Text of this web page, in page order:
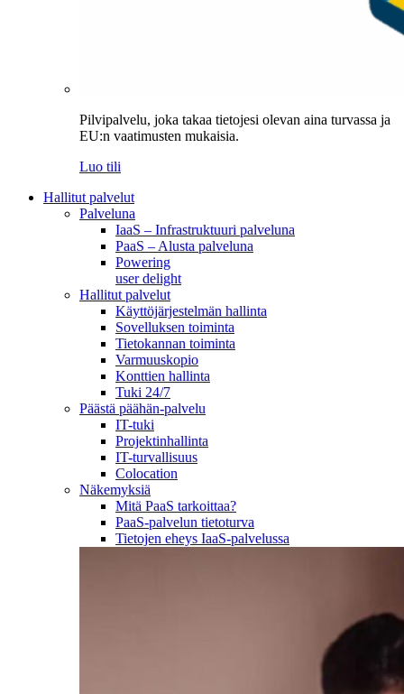
Pilvipalvelu, joka takaa tietojesi olevan aina turvassa ja
EU:n vaatimusten mukaisia.
Luo tili
Hallitut palvelut
Palveluna
IaaS – Infrastruktuuri palveluna
PaaS – Alusta palveluna
Powering
user delight
Hallitut palvelut
Käyttöjärjestelmän hallinta
Sovelluksen toiminta
Tietokannan toiminta
Varmuuskopio
Konttien hallinta
Tuki 24/7
Päästä päähän-palvelu
IT-tuki
Projektinhallinta
IT-turvallisuus
Colocation
Näkemyksiä
Mitä PaaS tarkoittaa?
PaaS-palvelun tietoturva
Tietojen eheys IaaS-palvelussa